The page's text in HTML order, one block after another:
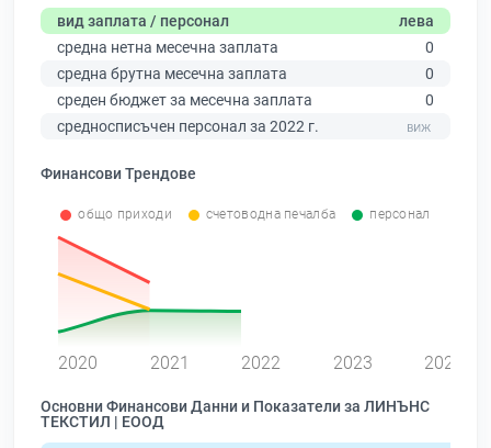
вид заплата / персонал
лева
средна нетна месечна заплата
0
средна брутна месечна заплата
0
среден бюджет за месечна заплата
0
средносписъчен персонал за 2022 г.
Финансови Трендове
общо приходи счетоводна печалба персонал
2020 2021 2022 2023 2024
Основни Финансови Данни и Показатели за ЛИНЪНС
ТЕКСТИЛ | ЕООД